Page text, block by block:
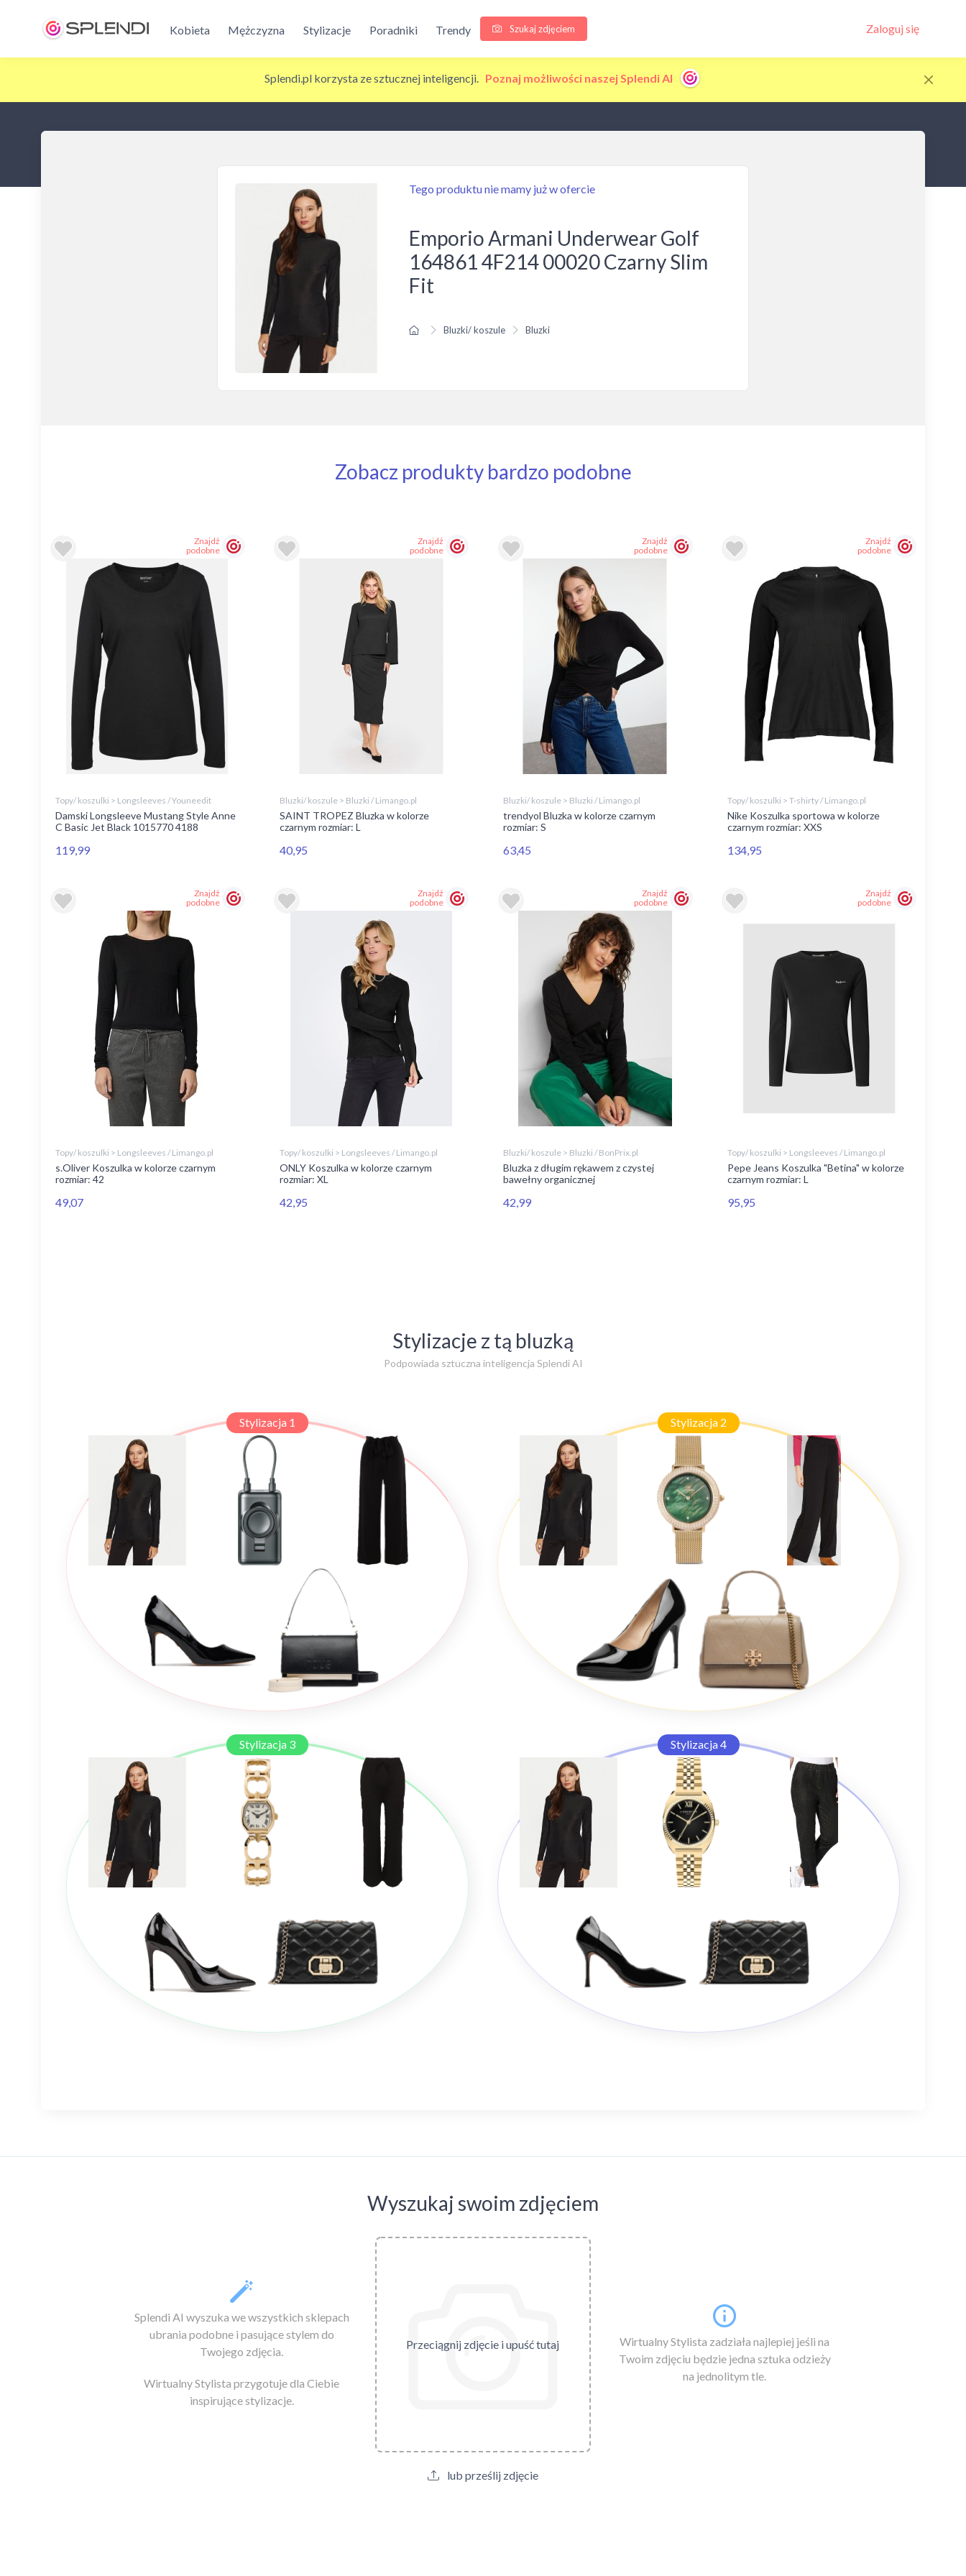
Kobieta Mężczyzna Stylizacje Poradniki Trendy Szukaj zdjęciem Zaloguj się
Splendi.pl korzysta ze sztucznej inteligencji. Poznaj możliwości naszej Splendi AI
Tego produktu nie mamy już w ofercie
Emporio Armani Underwear Golf
164861 4F214 00020 Czarny Slim
Fit
Bluzki/ koszule Bluzki
Zobacz produkty bardzo podobne
Znajdź
podobne
Topy/ koszulki > Longsleeves / Youneedit
Damski Longsleeve Mustang Style Anne
C Basic Jet Black 1015770 4188
119,99
Znajdź
podobne
Bluzki/ koszule > Bluzki / Limango.pl
SAINT TROPEZ Bluzka w kolorze
czarnym rozmiar: L
40,95
Znajdź
podobne
Bluzki/ koszule > Bluzki / Limango.pl
trendyol Bluzka w kolorze czarnym
rozmiar: S
63,45
Znajdź
podobne
Topy/ koszulki > T-shirty / Limango.pl
Nike Koszulka sportowa w kolorze
czarnym rozmiar: XXS
134,95
Znajdź
podobne
Topy/ koszulki > Longsleeves / Limango.pl
s.Oliver Koszulka w kolorze czarnym
rozmiar: 42
49,07
Znajdź
podobne
Topy/ koszulki > Longsleeves / Limango.pl
ONLY Koszulka w kolorze czarnym
rozmiar: XL
42,95
Znajdź
podobne
Bluzki/ koszule > Bluzki / BonPrix.pl
Bluzka z długim rękawem z czystej
bawełny organicznej
42,99
Znajdź
podobne
Topy/ koszulki > Longsleeves / Limango.pl
Pepe Jeans Koszulka "Betina" w kolorze
czarnym rozmiar: L
95,95
Stylizacje z tą bluzką
Podpowiada sztuczna inteligencja Splendi AI
Stylizacja 1 Stylizacja 2
Stylizacja 3 Stylizacja 4
Wyszukaj swoim zdjęciem
Splendi AI wyszuka we wszystkich sklepach
ubrania podobne i pasujące stylem do
Twojego zdjęcia.
Wirtualny Stylista przygotuje dla Ciebie
inspirujące stylizacje.
Wirtualny Stylista zadziała najlepiej jeśli na
Twoim zdjęciu będzie jedna sztuka odzieży
na jednolitym tle.
Przeciągnij zdjęcie i upuść tutaj
lub prześlij zdjęcie